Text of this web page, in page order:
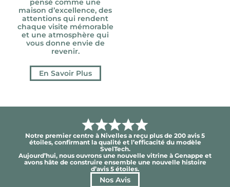
pensé comme une
maison d’excellence, des
attentions qui rendent
chaque visite mémorable
et une atmosphère qui
vous donne envie de
revenir.
En Savoir Plus
Notre premier centre à Nivelles a reçu plus de 200 avis 5
étoiles, confirmant la qualité et l’efficacité du modèle
SvelTech.
Aujourd’hui, nous ouvrons une nouvelle vitrine à Genappe et
avons hâte de construire ensemble une nouvelle histoire
d’avis 5 étoiles.
Nos Avis